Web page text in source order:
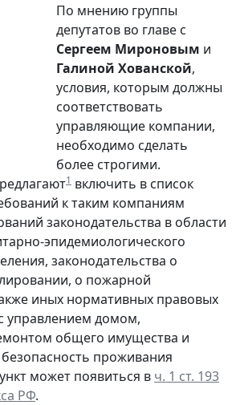
По мнению группы
депутатов во главе с
Сергеем Мироновым и
Галиной Хованской,
условия, которым должны
соответствовать
управляющие компании,
необходимо сделать
более строгими.
1 включить в список
к таким компаниям
законодательства в области
эпидемиологического
законодательства о
о пожарной
иных нормативных правовых
управлением домом,
общего имущества и
проживания
может появиться в ч. 1 ст. 193
РФ.